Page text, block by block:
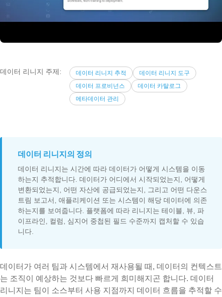
데이터 리니지 주제: 데이터 리니지 추적
데이터 리니지 도구
데이터 프로비넌스
데이터 카탈로그
메타데이터 관리
데이터 리니지의 정의
데이터 리니지는 시간에 따라 데이터가 어떻게 시스템을 이동
하는지 추적합니다. 데이터가 어디에서 시작되었는지, 어떻게
변환되었는지, 어떤 자산에 공급되었는지, 그리고 어떤 다운스
트림 보고서, 애플리케이션 또는 시스템이 해당 데이터에 의존
하는지를 보여줍니다. 플랫폼에 따라 리니지는 테이블, 뷰, 파
이프라인, 컬럼, 심지어 중첩된 필드 수준까지 캡처할 수 있습
니다.
데이터가 여러 팀과 시스템에서 재사용될 때, 데이터의 컨텍스트
는 조직이 예상하는 것보다 빠르게 희미해지곤 합니다. 데이터
리니지는 팀이 소스부터 사용 지점까지 데이터 흐름을 추적할 수